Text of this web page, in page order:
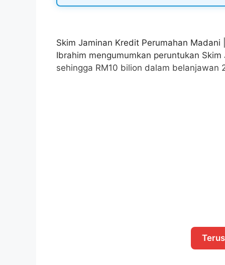
Skim Jaminan Kredit Perumahan
Ibrahim mengumumkan peruntukan
sehingga RM10 bilion dalam belanjawan
Dengan tambahan peruntukan Skim